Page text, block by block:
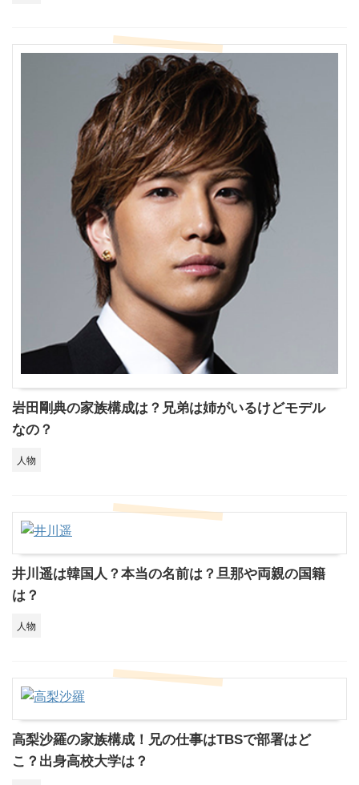
岩田剛典の家族構成は？兄弟は姉がいるけどモデル
なの？
人物
井川遥は韓国人？本当の名前は？旦那や両親の国籍
は？
人物
高梨沙羅の家族構成！兄の仕事はTBSで部署はど
こ？出身高校大学は？